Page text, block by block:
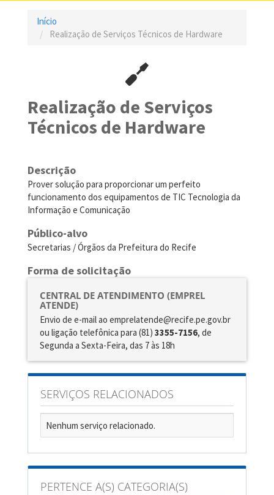
Início
Realização de Serviços Técnicos de Hardware
Realização de Serviços
Técnicos de Hardware
Descrição
Prover solução para proporcionar um perfeito
funcionamento dos equipamentos de TIC Tecnologia da
Informação e Comunicação
Público-alvo
Secretarias / Órgãos da Prefeitura do Recife
Forma de solicitação
CENTRAL DE ATENDIMENTO (EMPREL
ATENDE)
Envio de e-mail ao emprelatende@recife.pe.gov.br
ou ligação telefônica para (81) 3355-7156, de
Segunda a Sexta-Feira, das 7 às 18h
SERVIÇOS RELACIONADOS
Nenhum serviço relacionado.
PERTENCE A(S) CATEGORIA(S)